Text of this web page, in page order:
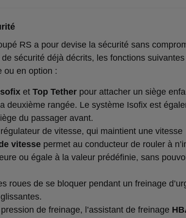
RS a pour devise la sécurité sans
sécurité déjà décrits, les fonctions
ou en option :
et Top Tetherpour attacher un siège
deuxième rangée. Le système Isofix est
du passager avant.
de vitesse, qui maintient une vitesse
vitessepermet au conducteur de rouler à
ou égale à la valeur prédéfinie, sans
roues de se bloquer pendant un freinage
de freinage, l’assistant de freinage